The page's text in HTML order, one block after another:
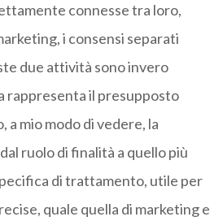
connesse tra loro,
i consensi separati
due attività sono invero
rappresenta il presupposto
a mio modo di vedere, la
ruolo di finalità a quello più
di trattamento, utile per
quale quella di marketing e